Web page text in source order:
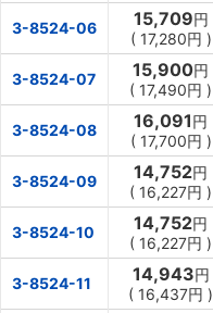
3-8524-06 15,709円
( 17,280円 )
3-8524-07 15,900円
( 17,490円 )
3-8524-08 16,091円
( 17,700円 )
3-8524-09 14,752円
( 16,227円 )
3-8524-10 14,752円
( 16,227円 )
3-8524-11 14,943円
( 16,437円 )